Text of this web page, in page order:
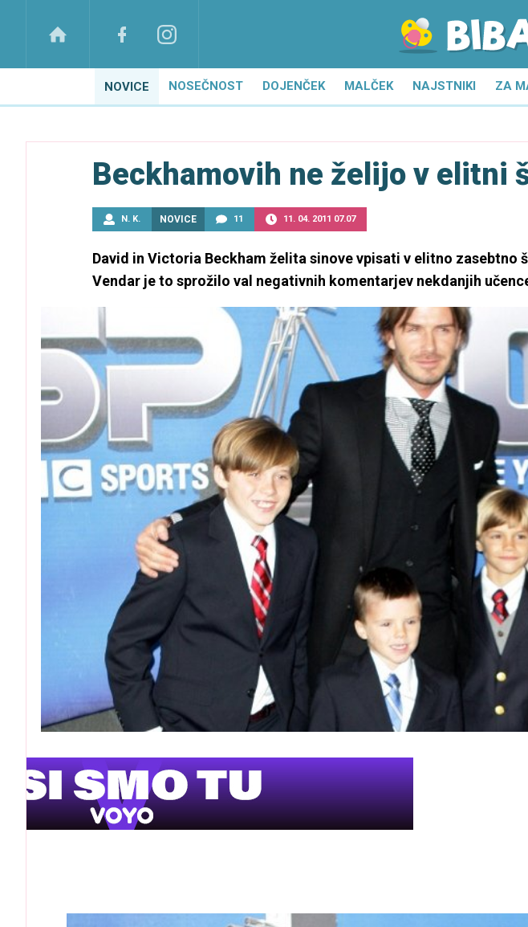
NOVICE NOSEČNOST DOJENČEK MALČEK NAJSTNIKI ZA
Beckhamovih ne želijo v elitni
N. K. NOVICE 11 11. 04. 2011 07.07
David in Victoria Beckham želita sinove vpisati v elitno zasebtno
Vendar je to sprožilo val negativnih komentarjev nekdanjih